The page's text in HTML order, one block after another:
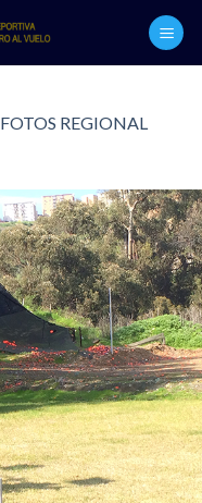
FOTOS REGIONAL